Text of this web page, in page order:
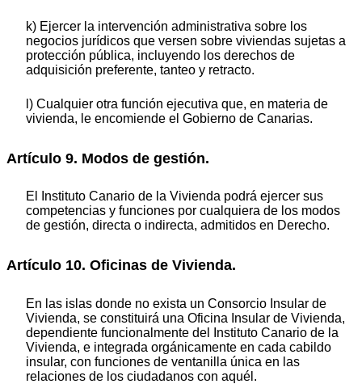
k) Ejercer la intervención administrativa sobre los
negocios jurídicos que versen sobre viviendas sujetas a
protección pública, incluyendo los derechos de
adquisición preferente, tanteo y retracto.
l) Cualquier otra función ejecutiva que, en materia de
vivienda, le encomiende el Gobierno de Canarias.
Artículo 9. Modos de gestión.
El Instituto Canario de la Vivienda podrá ejercer sus
competencias y funciones por cualquiera de los modos
de gestión, directa o indirecta, admitidos en Derecho.
Artículo 10. Oficinas de Vivienda.
En las islas donde no exista un Consorcio Insular de
Vivienda, se constituirá una Oficina Insular de Vivienda,
dependiente funcionalmente del Instituto Canario de la
Vivienda, e integrada orgánicamente en cada cabildo
insular, con funciones de ventanilla única en las
relaciones de los ciudadanos con aquél.